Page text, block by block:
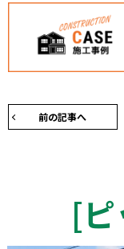
前の記事へ
[